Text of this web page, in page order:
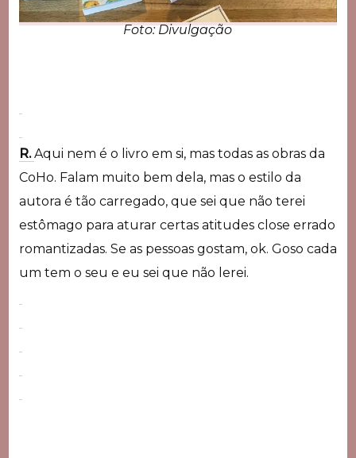
Foto: Divulgação
R. Aqui nem é o livro em si, mas todas as obras da
CoHo. Falam muito bem dela, mas o estilo da
autora é tão carregado, que sei que não terei
estômago para aturar certas atitudes close errado
romantizadas. Se as pessoas gostam, ok. Goso cada
um tem o seu e eu sei que não lerei.